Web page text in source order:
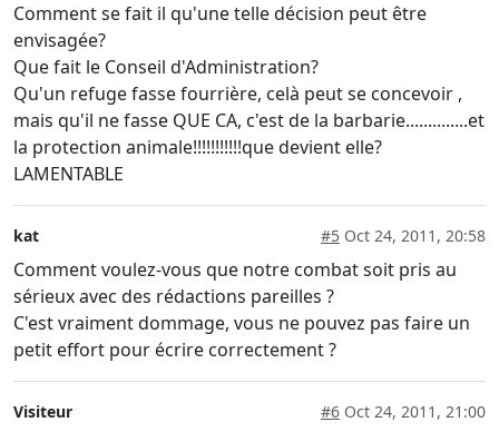
Comment se fait il qu'une telle décision peut être
envisagée?
Que fait le Conseil d'Administration?
Qu'un refuge fasse fourrière, celà peut se concevoir ,
mais qu'il ne fasse QUE CA, c'est de la barbarie..............et
la protection animale!!!!!!!!!!!que devient elle?
LAMENTABLE
kat #5 Oct 24, 2011, 20:58
Comment voulez-vous que notre combat soit pris au
sérieux avec des rédactions pareilles ?
C'est vraiment dommage, vous ne pouvez pas faire un
petit effort pour écrire correctement ?
Visiteur #6 Oct 24, 2011, 21:00